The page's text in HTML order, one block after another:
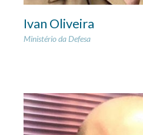
Ivan Oliveira
Ministério da Defesa